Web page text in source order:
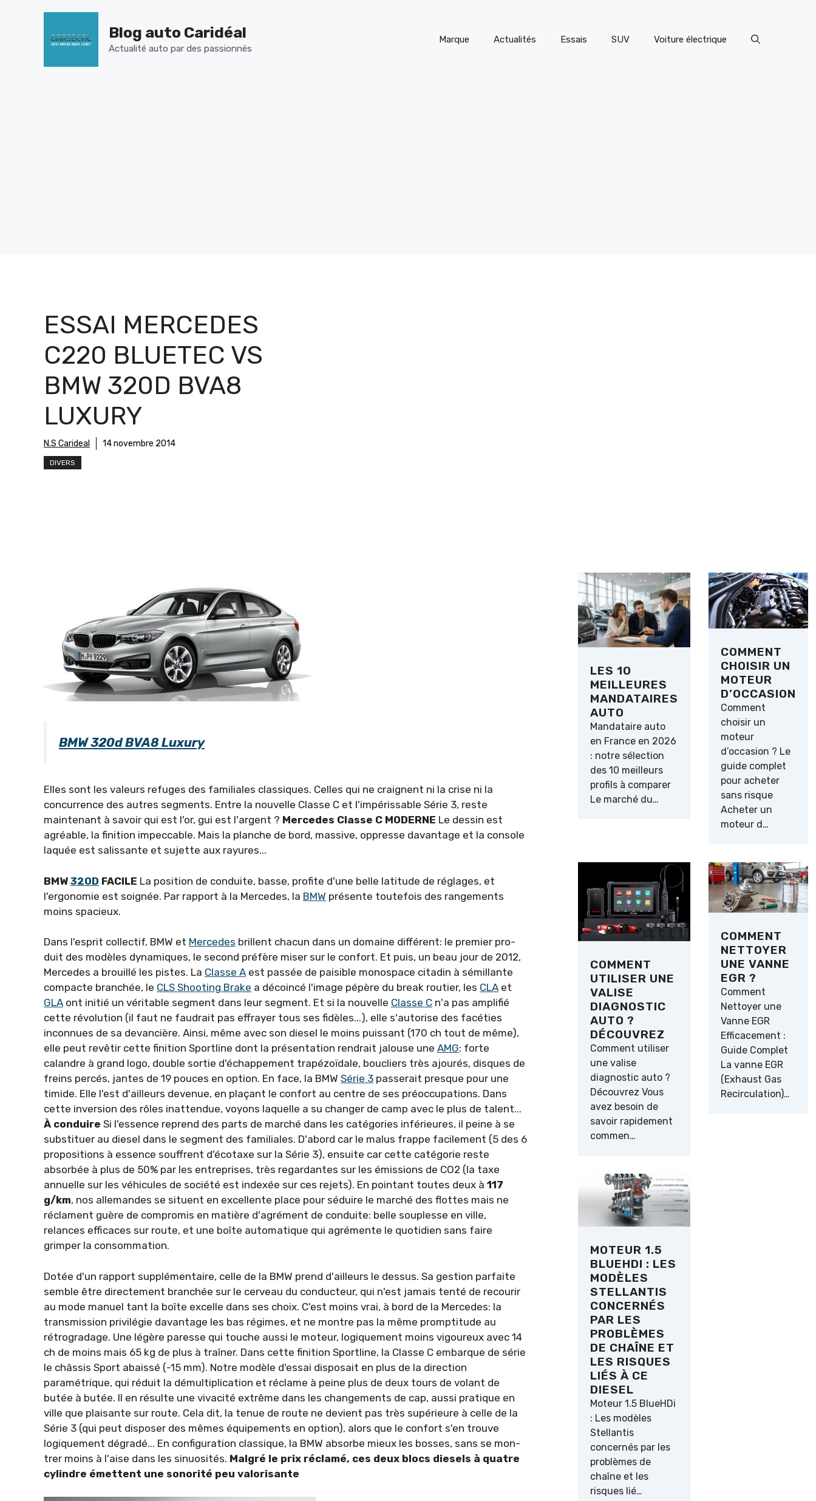
Blog auto Caridéal
Actualité auto par des passionnés
Marque Actualités Essais SUV Voiture électrique
ESSAI MERCEDES
C220 BLUETEC VS
BMW 320D BVA8
LUXURY
N.S Carideal 14 novembre 2014
DIVERS
BMW 320d BVA8 Luxury
Elles sont les valeurs refuges des familiales classiques. Celles qui ne craignent ni la crise ni la
concurrence des autres segments. Entre la nouvelle Classe C et l'impérissable Série 3, reste
maintenant à savoir qui est l'or, gui est l'argent ? Mercedes Classe C MODERNE Le dessin est
agréable, la finition impeccable. Mais la planche de bord, massive, oppresse davantage et la console
laquée est salissante et sujette aux rayures...
BMW 320D FACILE La position de conduite, basse, profite d'une belle latitude de réglages, et
l'ergonomie est soignée. Par rapport à la Mercedes, la BMW présente toutefois des rangements
moins spacieux.
Dans l'esprit collectif, BMW et Mercedes brillent chacun dans un domaine diffé­rent: le premier pro­
duit des modèles dynamiques, le second préfère miser sur le confort. Et puis, un beau jour de 2012,
Mercedes a brouillé les pistes. La Classe A est pas­sée de paisible monospace cita­din à sémillante
compacte branchée, le CLS Shooting Brake a décoincé l'image pépère du break routier, les CLA et
GLA ont initié un véri­table segment dans leur seg­ment. Et si la nouvelle Classe C n'a pas amplifié
cette révo­lution (il faut ne faudrait pas effrayer tous ses fidèles...), elle s'autorise des facéties
incon­nues de sa devancière. Ainsi, même avec son diesel le moins puissant (170 ch tout de même),
elle peut revêtir cette finition Sportline dont la pré­sentation rendrait jalouse une AMG: forte
calandre à grand logo, double sortie d'échappe­ment trapézoïdale, boucliers très ajourés, disques de
freins percés, jantes de 19 pouces en option. En face, la BMW Série 3 passerait presque pour une
timide. Elle l'est d'ailleurs deve­nue, en plaçant le confort au centre de ses préoccupations. Dans
cette inversion des rôles inattendue, voyons laquelle a su changer de camp avec le plus de talent...
À conduire Si l'essence reprend des parts de marché dans les catégories inférieures, il peine à se
substi­tuer au diesel dans le segment des familiales. D'abord car le malus frappe facilement (5 des 6
propositions à essence souf­frent d'écotaxe sur la Série 3), ensuite car cette catégorie reste
absorbée à plus de 50% par les entreprises, très regardantes sur les émissions de CO2 (la taxe
annuelle sur les véhicules de société est indexée sur ces rejets). En pointant toutes deux à 117
g/km, nos allemandes se situent en excellente place pour séduire le marché des flottes mais ne
réclament guère de compromis en matière d'agré­ment de conduite: belle sou­plesse en ville,
relances efficaces sur route, et une boîte automa­tique qui agrémente le quoti­dien sans faire
grimper la consommation.
Dotée d'un rapport supplé­mentaire, celle de la BMW prend d'ailleurs le dessus. Sa gestion parfaite
semble être directement branchée sur le cer­veau du conducteur, qui n'est jamais tenté de recourir
au mode manuel tant la boîte excelle dans ses choix. C'est moins vrai, à bord de la Mer­cedes: la
transmission privilé­gie davantage les bas régimes, et ne montre pas la même promptitude au
rétrogradage. Une légère paresse qui touche aussi le moteur, logi­quement moins vigoureux avec 14
ch de moins mais 65 kg de plus à traîner. Dans cette fini­tion Sportline, la Classe C embarque de série
le châssis Sport abaissé (-15 mm). Notre modèle d'essai disposait en plus de la direction
paramétrique, qui réduit la démultiplication et réclame à peine plus de deux tours de volant de
butée à butée. Il en résulte une vivacité extrême dans les changements de cap, aussi pratique en
ville que plaisante sur route. Cela dit, la tenue de route ne devient pas très supérieure à celle de la
Série 3 (qui peut dis­poser des mêmes équipements en option), alors que le confort s'en trouve
logiquement dégradé... En configuration classique, la BMW absorbe mieux les bosses, sans se mon­
trer moins à l'aise dans les sinuosités. Malgré le prix réclamé, ces deux blocs diesels à quatre
cylindre émettent une sonorité peu valorisante
LES 10
MEILLEURES
MANDATAIRES
AUTO
Mandataire auto
en France en 2026
: notre sélection
des 10 meilleurs
profils à comparer
Le marché du…
COMMENT
CHOISIR UN
MOTEUR
D’OCCASION
Comment
choisir un
moteur
d’occasion ? Le
guide complet
pour acheter
sans risque
Acheter un
moteur d…
COMMENT
UTILISER UNE
VALISE
DIAGNOSTIC
AUTO ?
DÉCOUVREZ
Comment utiliser
une valise
diagnostic auto ?
Découvrez Vous
avez besoin de
savoir rapidement
commen…
COMMENT
NETTOYER
UNE VANNE
EGR ?
Comment
Nettoyer une
Vanne EGR
Efficacement :
Guide Complet
La vanne EGR
(Exhaust Gas
Recirculation)…
MOTEUR 1.5
BLUEHDI : LES
MODÈLES
STELLANTIS
CONCERNÉS
PAR LES
PROBLÈMES
DE CHAÎNE ET
LES RISQUES
LIÉS À CE
DIESEL
Moteur 1.5 BlueHDi
: Les modèles
Stellantis
concernés par les
problèmes de
chaîne et les
risques lié…